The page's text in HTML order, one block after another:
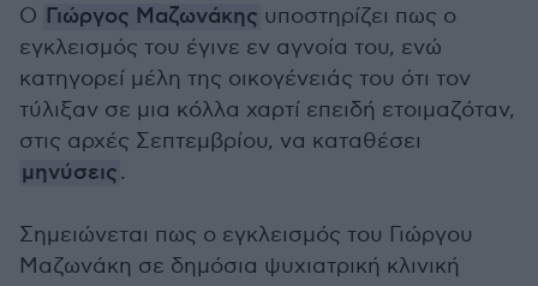
Ο Γιώργος Μαζωνάκης υποστηρίζει πως ο
εγκλεισμός του έγινε εν αγνοία του, ενώ
κατηγορεί μέλη της οικογένειάς του ότι τον
τύλιξαν σε μια κόλλα χαρτί επειδή ετοιμαζόταν,
στις αρχές Σεπτεμβρίου, να καταθέσει
μηνύσεις.
Σημειώνεται πως ο εγκλεισμός του Γιώργου
Μαζωνάκη σε δημόσια ψυχιατρική κλινική